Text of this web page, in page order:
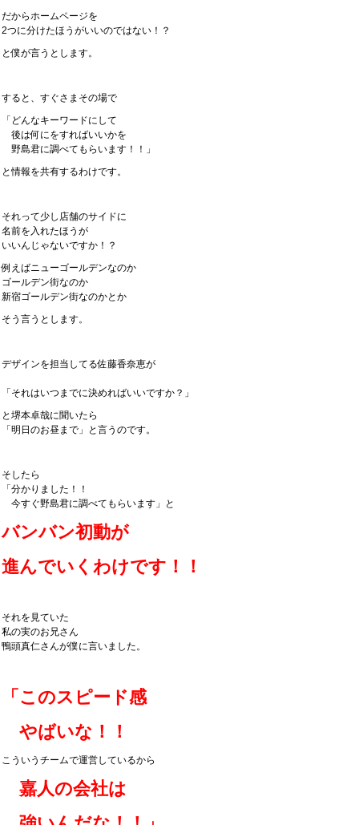
だからホームページを
2つに分けたほうがいいのではない！？
と僕が言うとします。
すると、すぐさまその場で
「どんなキーワードにして
後は何にをすればいいかを
野島君に調べてもらいます！！」
と情報を共有するわけです。
それって少し店舗のサイドに
名前を入れたほうが
いいんじゃないですか！？
例えばニューゴールデンなのか
ゴールデン街なのか
新宿ゴールデン街なのかとか
そう言うとします。
デザインを担当してる佐藤香奈恵が
「それはいつまでに決めればいいですか？」
と堺本卓哉に聞いたら
「明日のお昼まで」と言うのです。
そしたら
「分かりました！！
今すぐ野島君に調べてもらいます」
と
バンバン初動が
進んでいくわけです！！
それを見ていた
私の実のお兄さん
鴨頭真仁さんが僕に言いました。
「このスピード感
やばいな！！
こういうチームで運営しているから
嘉人の会社は